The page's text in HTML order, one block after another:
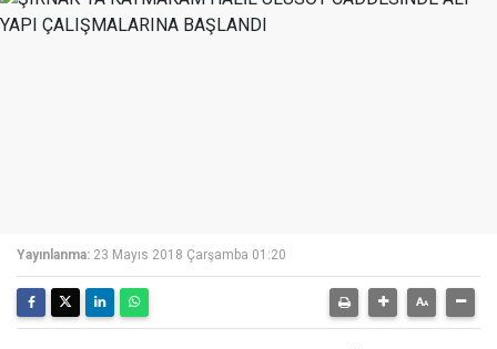
Yayınlanma: 23 Mayıs 2018 Çarşamba 01:20